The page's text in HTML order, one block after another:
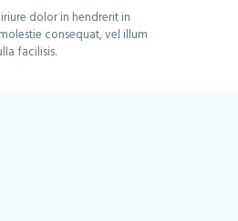
dolor in hendrerit in
consequat, vel illum
facilisis.